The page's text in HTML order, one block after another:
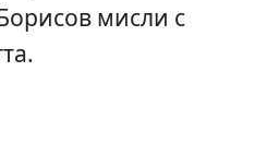
мисли с